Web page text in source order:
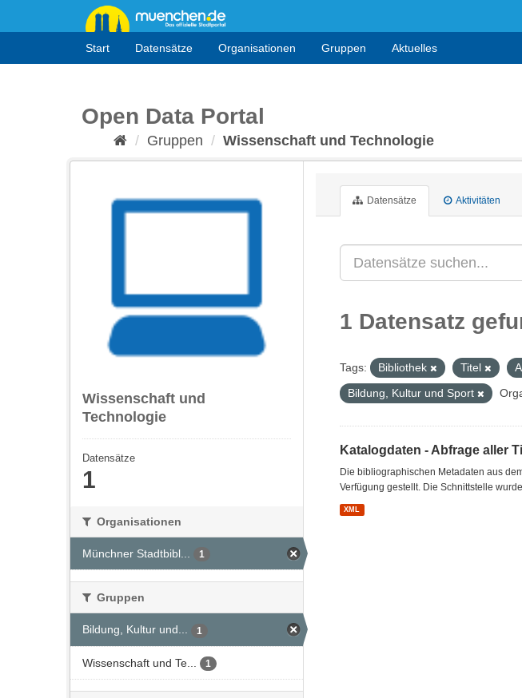
Start Datensätze Organisationen Gruppen Aktuelles
Open Data Portal
Gruppen Wissenschaft und Technologie
Wissenschaft und
Technologie
Datensätze
1
Organisationen
Münchner Stadtbibl... 1
Gruppen
Bildung, Kultur und... 1
Wissenschaft und Te... 1
Datensätze Aktivitäten
1 Datensatz
Tags: Bibliothek Titel
Bildung, Kultur und Sport
Katalogdaten - Abfrage aller
Die bibliographischen Metadaten aus
Verfügung gestellt. Die Schnittstelle
XML